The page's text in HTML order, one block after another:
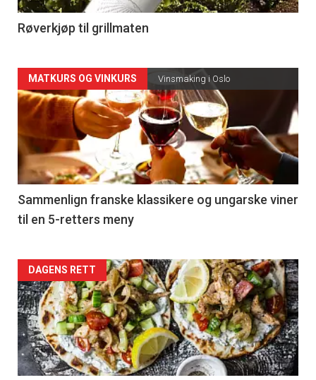
4
Røverkjøp til grillmaten
Forsiden
akkurat
nå
-
5
MATKURS OG VINKURS Vinsmaking i Oslo
Sammenlign franske klassikere og ungarske viner
til en 5-retters meny
Forsiden
akkurat
nå
-
DAGENS RETT